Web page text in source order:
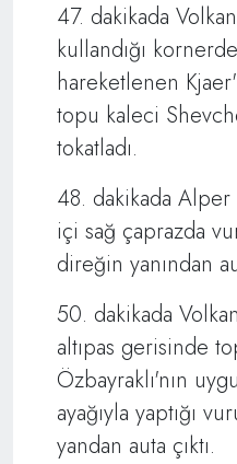
47. dakikada
kullandığı
hareketlenen
topu kaleci
tokatladı.
48. dakikada Alper
içi sağ çaprazda
direğin yanından
50. dakikada
altıpas gerisinde
Özbayraklı'nın
ayağıyla yaptığı
yandan auta çıktı.